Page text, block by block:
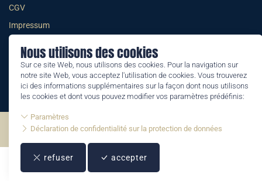
Nous utilisons des cookies
Sur ce site Web, nous utilisons des cookies. Pour la navigation sur
notre site Web, vous acceptez l'utilisation de cookies. Vous trouverez
ici des informations supplémentaires sur la façon dont nous utilisons
les cookies et dont vous pouvez modifier vos paramètres prédéfinis:
Paramètres
Déclaration de confidentialité sur la protection de données
refuser accepter
CGV
Impressum
Informations juridiques
©2026 by Philatelie Liechtenstein | All rights reserved